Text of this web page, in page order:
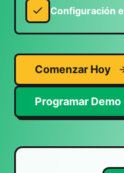
Configuración
Comenzar Hoy
Programar Demo